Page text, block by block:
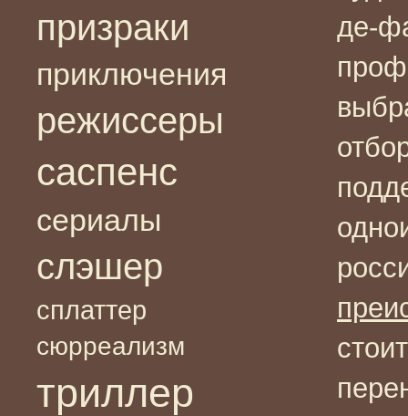
призраки
приключения
режиссеры
саспенс
сериалы
слэшер
сплаттер
сюрреализм
триллер
де-